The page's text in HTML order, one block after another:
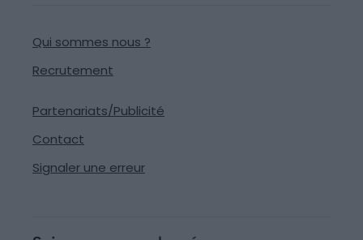
Qui sommes nous ?
Recrutement
Partenariats/Publicité
Contact
Signaler une erreur